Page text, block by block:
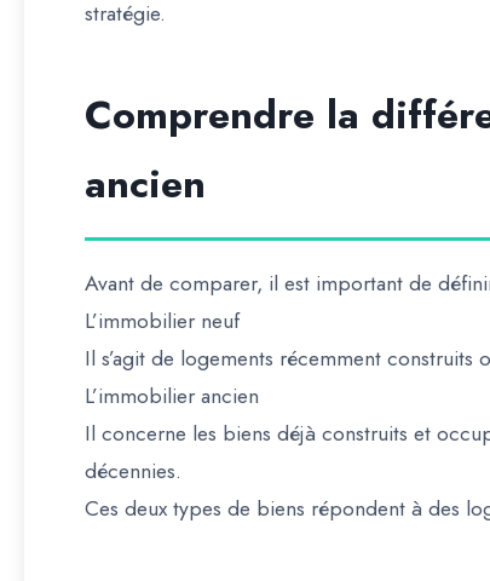
stratégie.
Comprendre la
ancien
Avant de comparer, il est important de
L’immobilier neuf
Il s’agit de logements récemment construits
L’immobilier ancien
Il concerne les biens déjà construits et
décennies.
Ces deux types de biens répondent à des